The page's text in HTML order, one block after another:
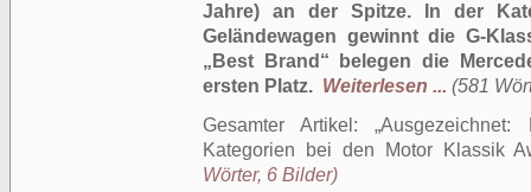
Jahre) an der Spitze. In der
Geländewagen gewinnt die G-
„Best Brand“ belegen die
ersten Platz. Weiterlesen ... (581
Gesamter Artikel:
Kategorien bei den Motor Klassik
Wörter, 6 Bilder)